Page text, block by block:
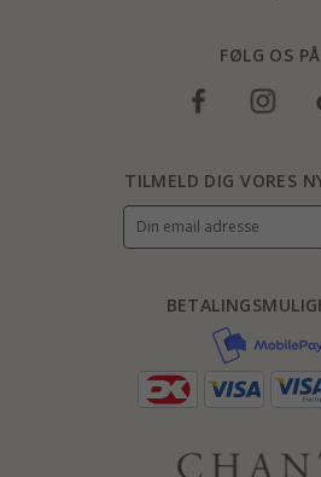
FØLG OS PÅ
TILMELD DIG VORES